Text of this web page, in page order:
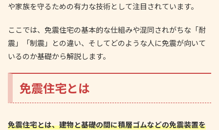
や家族を守るための有力な技術として注目されています。
ここでは、免震住宅の基本的な仕組みや混同されがちな「耐
震」「制震」との違い、そしてどのような人に免震が向いて
いるのか基礎から解説します。
免震住宅とは
免震住宅とは、建物と基礎の間に積層ゴムなどの免震装置を